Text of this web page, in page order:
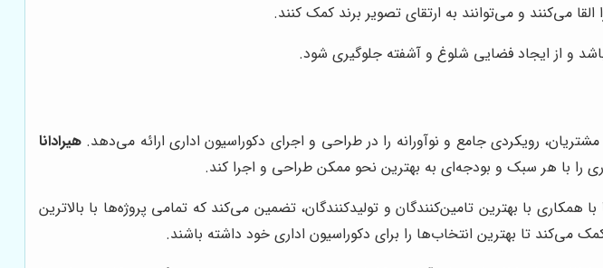
می‌کنند و می‌توانند به ارتقای تصویر برند کمک کنند.
و از ایجاد فضایی شلوغ و آشفته جلوگیری شود.
رویکردی جامع و نوآورانه را در طراحی و اجرای دکوراسیون اداری ارائه می‌دهد.هیرادانا
را با هر سبک و بودجه‌ای به بهترین نحو ممکن طراحی و اجرا کند.
با همکاری با بهترین تامین‌کنندگان و تولیدکنندگان، تضمین می‌کند که تمامی پروژه‌ها با بالاترین
تا بهترین انتخاب‌ها را برای دکوراسیون اداری خود داشته باشند.